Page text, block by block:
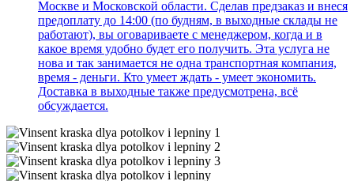
Москве и Московской области. Сделав предзаказ и внеся
предоплату до 14:00 (по будням, в выходные склады не
работают), вы оговариваете с менеджером, когда и в
какое время удобно будет его получить. Эта услуга не
нова и так занимается не одна транспортная компания,
время - деньги. Кто умеет ждать - умеет экономить.
Доставка в выходные также предусмотрена, всё
обсуждается.